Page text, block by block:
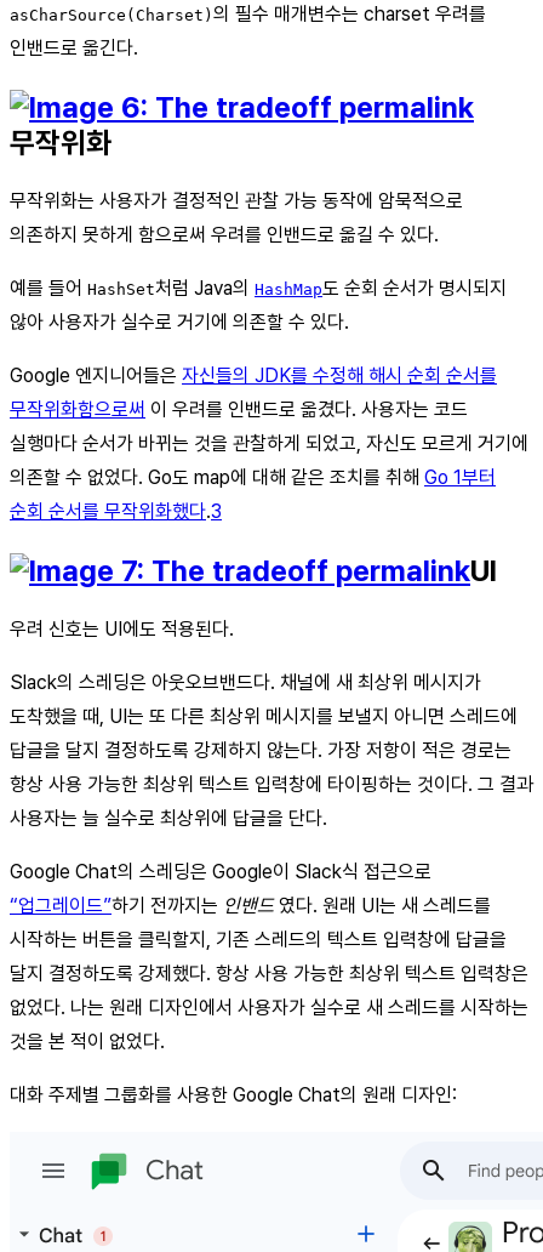
asCharSource(Charset) 의 필수 매개변수는 charset 우려를
인밴드로 옮긴다.
무작위화
무작위화는 사용자가 결정적인 관찰 가능 동작에 암묵적으로
의존하지 못하게 함으로써 우려를 인밴드로 옮길 수 있다.
예를 들어 HashSet처럼 Java의 HashMap 도 순회 순서가 명시되지
않아 사용자가 실수로 거기에 의존할 수 있다.
Google 엔지니어들은 자신들의 JDK를 수정해 해시 순회 순서를
무작위화함으로써 이 우려를 인밴드로 옮겼다. 사용자는 코드
실행마다 순서가 바뀌는 것을 관찰하게 되었고, 자신도 모르게 거기에
의존할 수 없었다. Go도 map에 대해 같은 조치를 취해 Go 1부터
순회 순서를 무작위화했다.3
UI
우려 신호는 UI에도 적용된다.
Slack의 스레딩은 아웃오브밴드다. 채널에 새 최상위 메시지가
도착했을 때, UI는 또 다른 최상위 메시지를 보낼지 아니면 스레드에
답글을 달지 결정하도록 강제하지 않는다. 가장 저항이 적은 경로는
항상 사용 가능한 최상위 텍스트 입력창에 타이핑하는 것이다. 그 결과
사용자는 늘 실수로 최상위에 답글을 단다.
Google Chat의 스레딩은 Google이 Slack식 접근으로
“업그레이드”하기 전까지는 인밴드였다. 원래 UI는 새 스레드를
시작하는 버튼을 클릭할지, 기존 스레드의 텍스트 입력창에 답글을
달지 결정하도록 강제했다. 항상 사용 가능한 최상위 텍스트 입력창은
없었다. 나는 원래 디자인에서 사용자가 실수로 새 스레드를 시작하는
것을 본 적이 없었다.
대화 주제별 그룹화를 사용한 Google Chat의 원래 디자인: